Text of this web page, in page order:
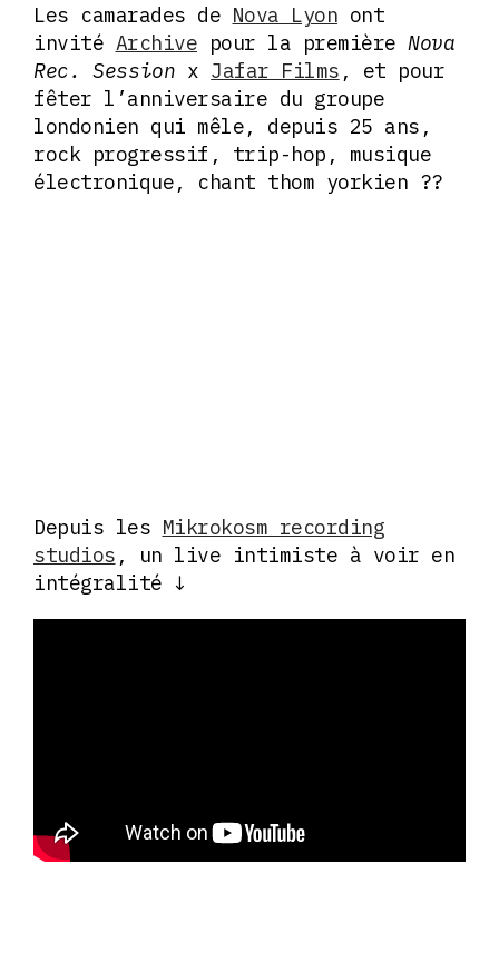
Les camarades de Nova Lyon ont
invité Archive pour la première Nova
Rec. Session x Jafar Films , et pour
fêter l’anniversaire du groupe
londonien qui mêle, depuis 25 ans,
rock progressif, trip-hop, musique
électronique, chant thom yorkien ??
Depuis les Mikrokosm recording
studios , un live intimiste à voir en
intégralité ↓